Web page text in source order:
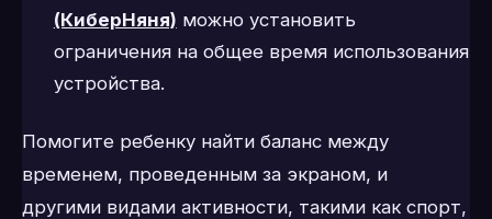
(КиберНяня) можно установить
ограничения на общее время использования
устройства.
Помогите ребенку найти баланс между
временем, проведенным за экраном, и
другими видами активности, такими как спорт,